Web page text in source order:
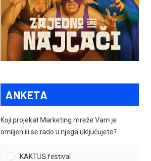
ANKETA
Koji projekat Marketing mreže Vam je
omiljen ili se rado u njega uključujete?
KAKTUS festival